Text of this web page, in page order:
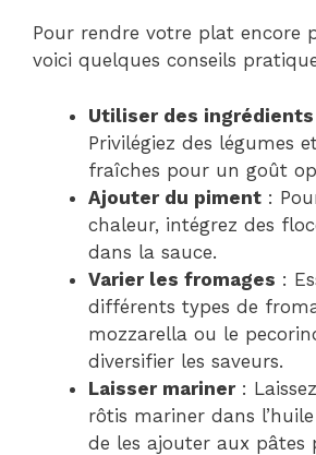
Pour rendre votre plat encore
voici quelques conseils
Utiliser des
Privilégiez des légumes
fraîches pour un goût
Ajouter du piment :
chaleur, intégrez des
dans la sauce.
Varier les fromages :
différents types de
mozzarella ou le
diversifier les saveurs.
Laisser mariner:
rôtis mariner dans
de les ajouter aux pâtes